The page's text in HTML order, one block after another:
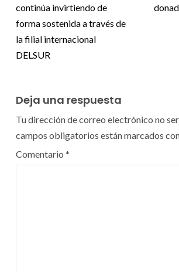
continúa invirtiendo de
forma sostenida a través de
la filial internacional
DELSUR
Deja una respuesta
Tu dirección de correo electrónico no
campos obligatorios están marcados
Comentario *